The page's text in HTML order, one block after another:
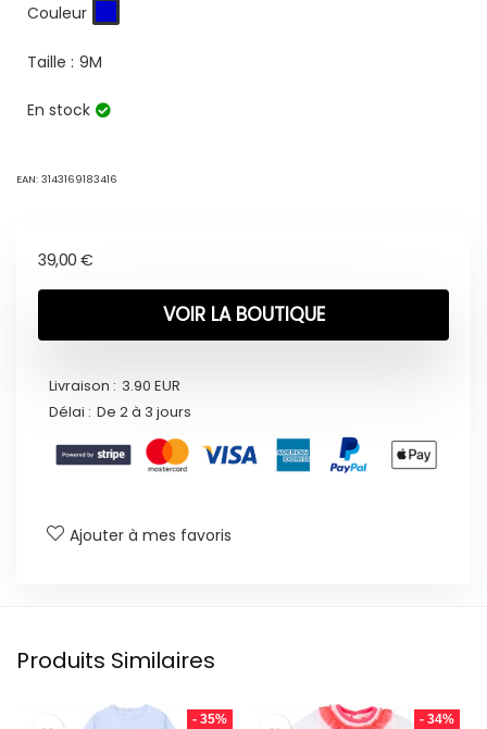
Couleur
Taille : 9M
En stock
EAN: 3143169183416
39,00 €
VOIR LA BOUTIQUE
Livraison : 3.90 EUR
Délai : De 2 à 3 jours
Ajouter à mes favoris
Produits Similaires
- 35% - 34%